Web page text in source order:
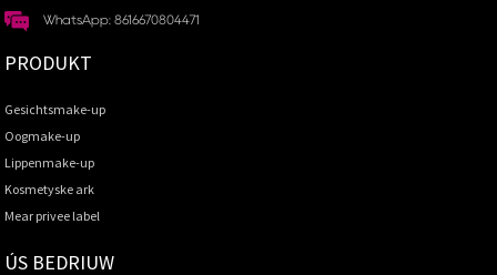
WhatsApp: 8616670804471
PRODUKT
Gesichtsmake-up
Oogmake-up
Lippenmake-up
Kosmetyske ark
Mear privee label
ÚS BEDRIUW